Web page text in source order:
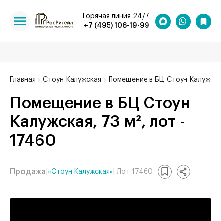
+7 (495) 106-19-99
Горячая линия 24/7
Главная Стоун Калужская Помещение в БЦ Стоун
Помещение в БЦ Стоун
Калужская, 73 м², лот -
17460
Продажа «Стоун Калужская» | Лот 17460